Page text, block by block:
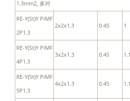
1.3mm2, 多对
RE-Y(St)Y PiMF
2P1.3
2x2x1.3 0.45 1
RE-Y(St)Y PiMF
4P1.3
3x2x1.3 0.45 1.1
RE-Y(St)Y PiMF
5P1.3
4x2x1.3 0.45 1.1